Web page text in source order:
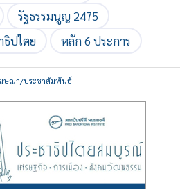
รัฐธรรมนูญ 2475
ธิปไตย หลัก 6 ประการ
ษณา/ประชาสัมพันธ์